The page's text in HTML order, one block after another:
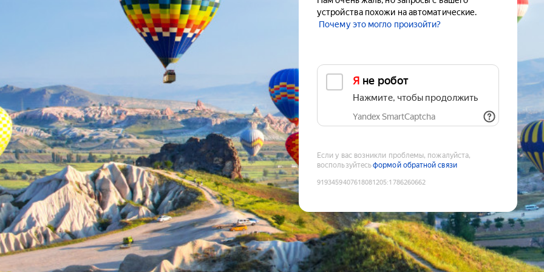
устройства похожи на автоматические.
Почему это могло произойти?
Я не робот
Нажмите, чтобы продолжить
Yandex SmartCaptcha
Если у вас возникли проблемы, пожалуйста,
воспользуйтесьформой обратной связи
9193459407618081205:1786260662